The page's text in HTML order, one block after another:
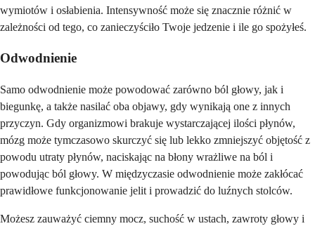
wymiotów i osłabienia. Intensywność może się znacznie różnić w
zależności od tego, co zanieczyściło Twoje jedzenie i ile go spożyłeś.
Odwodnienie
Samo odwodnienie może powodować zarówno ból głowy, jak i
biegunkę, a także nasilać oba objawy, gdy wynikają one z innych
przyczyn. Gdy organizmowi brakuje wystarczającej ilości płynów,
mózg może tymczasowo skurczyć się lub lekko zmniejszyć objętość z
powodu utraty płynów, naciskając na błony wrażliwe na ból i
powodując ból głowy. W międzyczasie odwodnienie może zakłócać
prawidłowe funkcjonowanie jelit i prowadzić do luźnych stolców.
Możesz zauważyć ciemny mocz, suchość w ustach, zawroty głowy i